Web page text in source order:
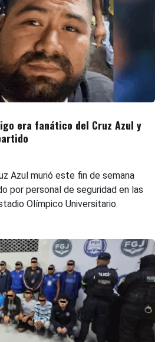
era fanático del Cruz Azul y
Azul murió este fin de semana
por personal de seguridad en las
Olímpico Universitario.